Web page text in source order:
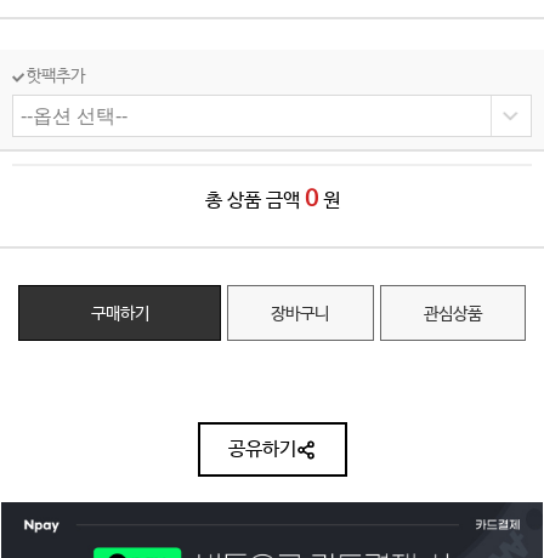
핫팩추가
총 상품 금액 0 원
구매하기 장바구니 관심상품
공유하기